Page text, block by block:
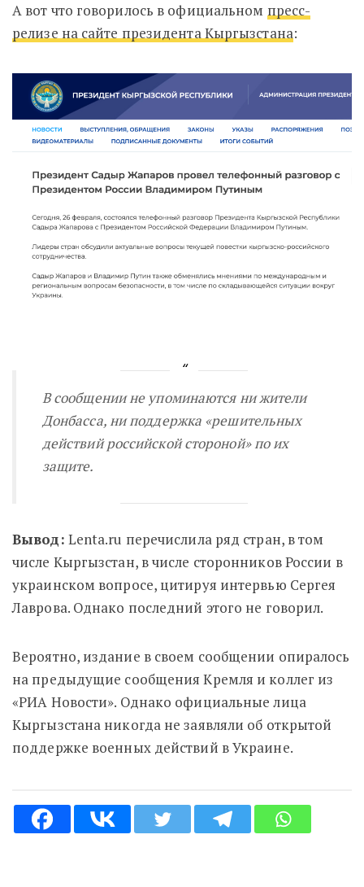
А вот что говорилось в официальном пресс-
релизе на сайте президента Кыргызстана:
В сообщении не упоминаются ни жители
Донбасса, ни поддержка «решительных
действий российской стороной» по их
защите.
Вывод: Lenta.ru перечислила ряд стран, в том
числе Кыргызстан, в числе сторонников России в
украинском вопросе, цитируя интервью Сергея
Лаврова. Однако последний этого не говорил.
Вероятно, издание в своем сообщении опиралось
на предыдущие сообщения Кремля и коллег из
«РИА Новости». Однако официальные лица
Кыргызстана никогда не заявляли об открытой
поддержке военных действий в Украине.